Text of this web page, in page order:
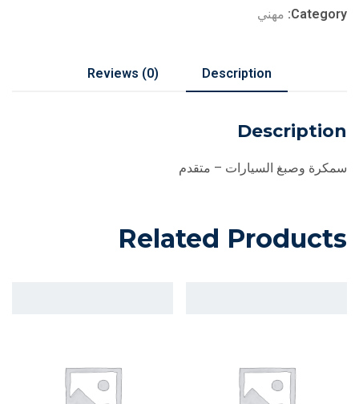
Category: مهني
Description
Reviews (0)
Description
سمكرة وصبغ السيارات – متقدم
Related Products